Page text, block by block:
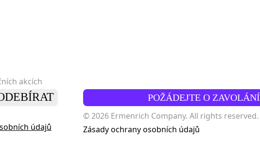
akcích
údajů
POŽÁDEJTE O ZAVOLÁNÍ
© 2026 Ermenrich Company. All rights reserved.
Zásady ochrany osobních údajů